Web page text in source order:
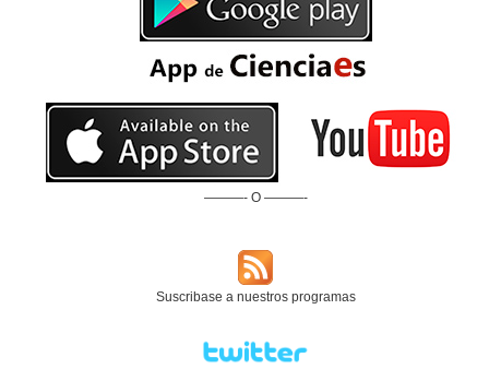
———- O ———-
Suscribase a nuestros programas